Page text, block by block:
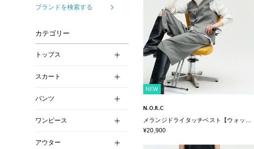
ブランドを検索する
カテゴリー
トップス
スカート
パンツ
ワンピース
アウター
NEW
N.O.R.C
メランジドライタッチベスト【ウォッシ
ャブル】
¥20,900